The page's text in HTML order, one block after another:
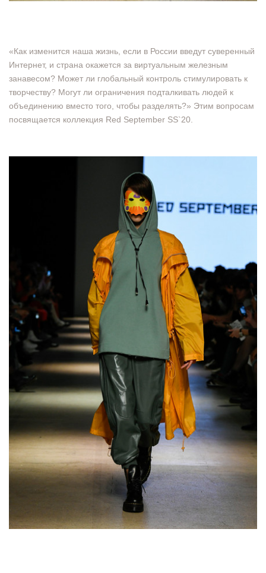
«Как изменится наша жизнь, если в России введут суверенный
Интернет, и страна окажется за виртуальным железным
занавесом? Может ли глобальный контроль стимулировать к
творчеству? Могут ли ограничения подталкивать людей к
объединению вместо того, чтобы разделять?» Этим вопросам
посвящается коллекция Red September SS`20.